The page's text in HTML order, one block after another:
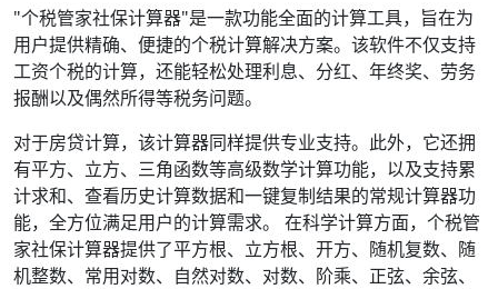
"个税管家社保计算器"是一款功能全面的计算工具，旨在为
用户提供精确、便捷的个税计算解决方案。该软件不仅支持
工资个税的计算，还能轻松处理利息、分红、年终奖、劳务
报酬以及偶然所得等税务问题。
对于房贷计算，该计算器同样提供专业支持。此外，它还拥
有平方、立方、三角函数等高级数学计算功能，以及支持累
计求和、查看历史计算数据和一键复制结果的常规计算器功
能，全方位满足用户的计算需求。 在科学计算方面，个税管
家社保计算器提供了平方根、立方根、开方、随机复数、随
机整数、常用对数、自然对数、对数、阶乘、正弦、余弦、